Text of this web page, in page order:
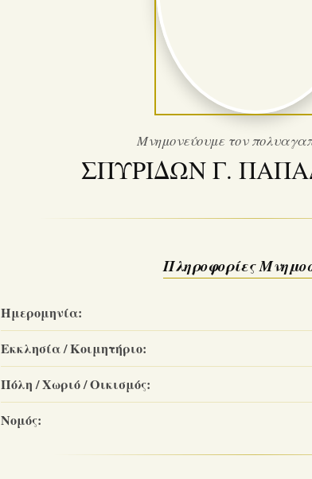
Μνημονεύουμε τον
ΣΠΥΡΙΔΩΝ Γ.
Πληροφορίες
Ημερομηνία:
Εκκλησία / Κοιμητήριο:
Πόλη / Χωριό / Οικισμός:
Νομός: